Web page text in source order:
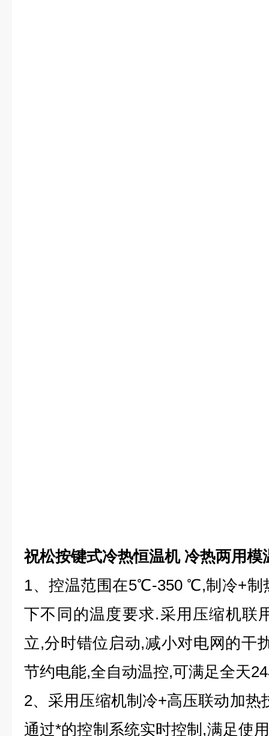
祝松按键式冷热恒温机 冷热两用模
1、控温范围在5℃-350 ℃,制冷+制
下不同的温度要求.采用压缩机联
立,分时错位启动,减小对电网的干
节约电能,全自动温控,可满足全天
2、采用压缩机制冷+高压联动加热
通过*的控制系统实时控制,满足使